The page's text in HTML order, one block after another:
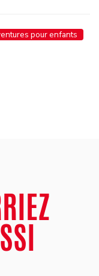
pour enfants